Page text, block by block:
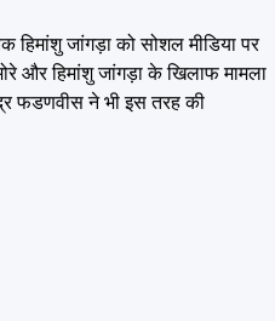
जांगड़ा को सोशल मीडिया पर
और हिमांशु जांगड़ा के खिलाफ मामला
फडणवीस ने भी इस तरह की